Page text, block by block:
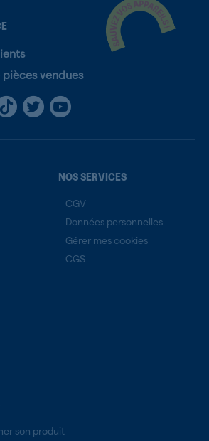
vendues
NOS SERVICES
CGV
Données personnelles
Gérer mes cookies
CGS
son produit